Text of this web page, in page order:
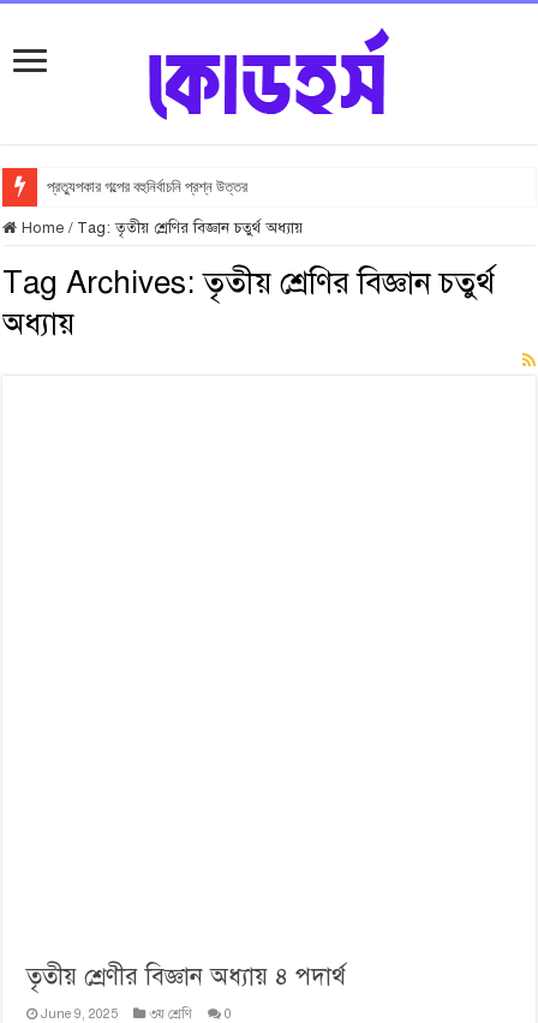
প্রত্যুপকার গল্পের বহুনির্বাচনি প্রশ্ন উত্তর
Home / Tag:তৃতীয় শ্রেণির বিজ্ঞান চতুর্থ অধ্যায়
Tag Archives:তৃতীয় শ্রেণির বিজ্ঞান চতুর্থ
অধ্যায়
তৃতীয় শ্রেণীর বিজ্ঞান অধ্যায় ৪ পদার্থ
June 9, 2025 ৩য় শ্রেণি 0